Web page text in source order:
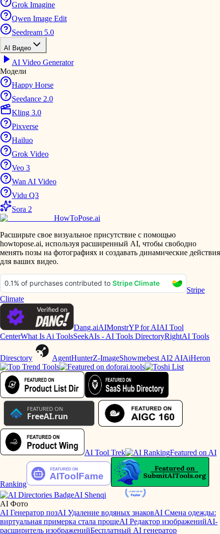
Grok Imagine
Qwen Image Edit
Seedream 5.0
AI Видео
AI Video Generator
Модели
Happy Horse
Seedance 2.0
Kling 3.0
Pixverse
Hailuo
Grok Video
Veo 3
Wan AI Video
Vidu Q3
Sora 2
HowToPose.ai
Расширьте свое визуальное присутствие с помощью
howtopose.ai, используя расширенный AI, чтобы свободно
менять позы на фотографиях и создавать динамические действия
для ваших видео.
Stripe
Climate
Dang.aiAIMonstrYP for AIAI Tool
CenterWhat Is Ai ToolsSeekAIs - AI Tools DirectoryRightAI Tools
Diresctory AgentHunterZ-ImageShowmebest AI2 AIAiHeron
AI Tool Trek Featured on AI
Ranking
AI Shenqi
AI Фото
AI Генератор позAI Удаление водяных знаковAI Смена одежды:
виртуальная примерка стала прощеAI Редактор изображенийAI-
расширитель изображенийБесплатный AI генератор